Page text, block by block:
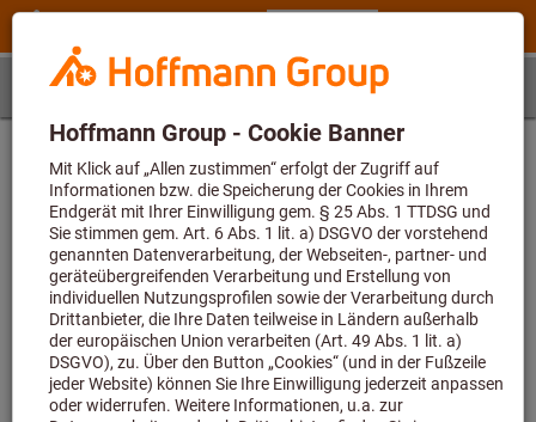
Schritt 1Artikel
Artikelbestimmung
Geben Sie zunächst die Artikelnummer ein und wählen
dann eine Größe
Artikelnummer (6-stellig)
Artikelnummer L23950 622 konnte nicht gefunden werden bzw.
Berechnung von Anwendungsdaten nicht möglich. Der Wert für den
Parameter überschreitet die erlaubte Maximallänge von 6.